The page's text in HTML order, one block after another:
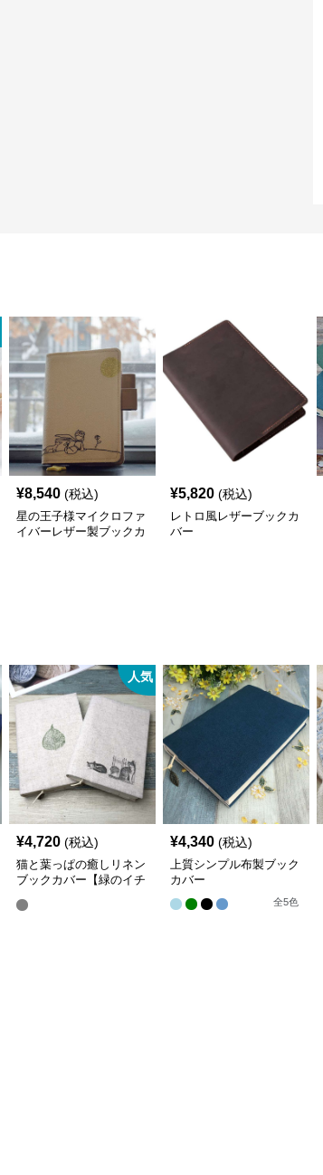
¥8,540 (税込)
星の王子様マイクロファ
イバーレザー製ブックカ
¥5,820 (税込)
レトロ風レザーブックカ
バー
人気
¥4,720 (税込)
猫と葉っぱの癒しリネン
ブックカバー【緑のイチ
¥4,340 (税込)
上質シンプル布製ブック
カバー
全5色